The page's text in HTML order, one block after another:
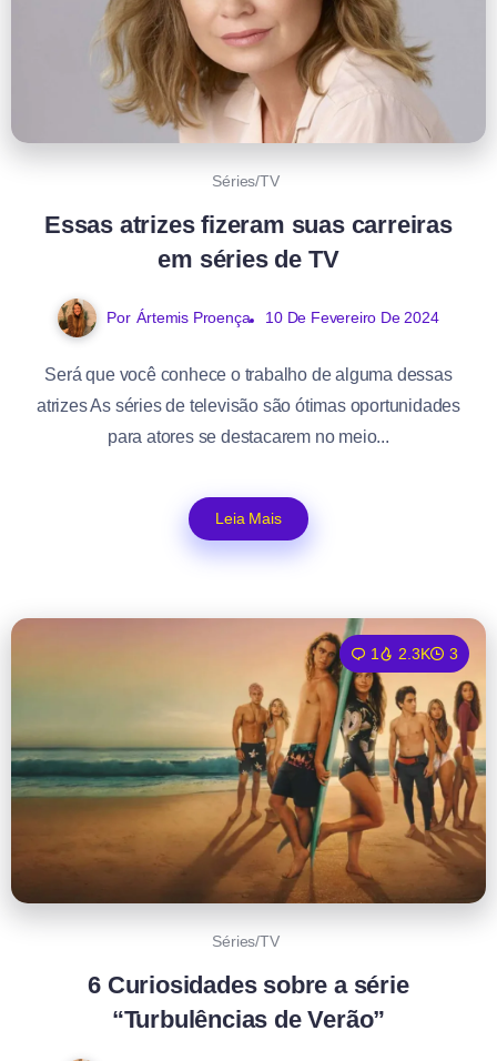
Séries/TV
Essas atrizes fizeram suas carreiras
em séries de TV
Por Ártemis Proença 10 De Fevereiro De 2024
Será que você conhece o trabalho de alguma dessas
atrizes As séries de televisão são ótimas oportunidades
para atores se destacarem no meio...
Leia Mais
1 2.3K 3
Séries/TV
6 Curiosidades sobre a série
“Turbulências de Verão”